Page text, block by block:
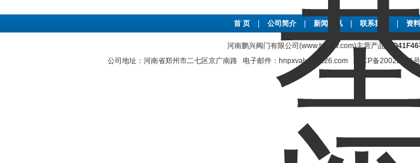
首 页 公司简介 新闻资讯 联系我们 资
河南鹏兴阀门有限公司(www.hnpxv.com)主营产品：
公司地址：河南省郑州市二七区京广南路 电子邮件：hnpxvalve@126.com 豫ICP备20022281